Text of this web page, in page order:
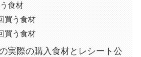
食材
買う食材
買う食材
実際の購入食材とレシート公